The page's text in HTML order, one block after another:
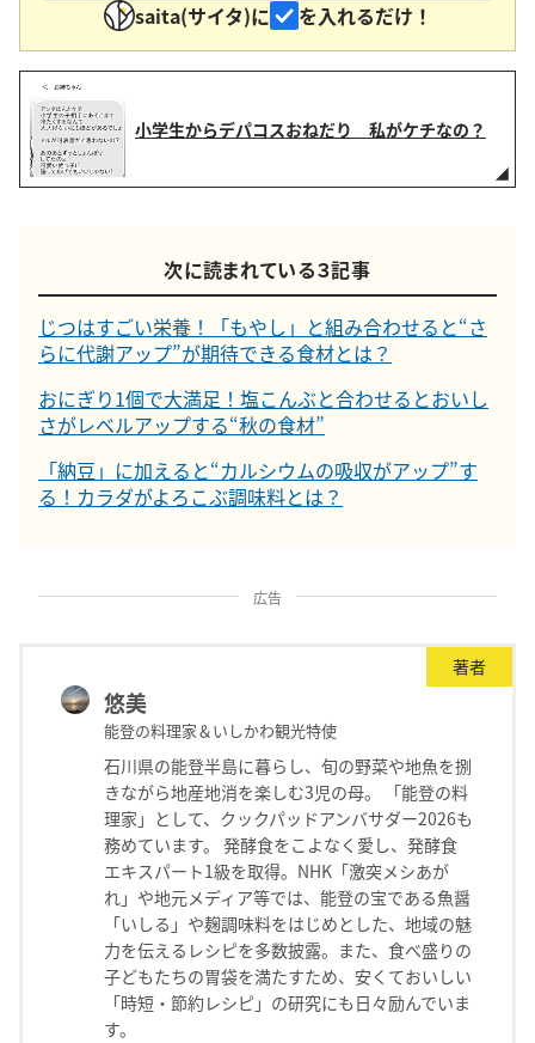
saita(サイタ)に
を入れるだけ！
小学生からデパコスおねだり 私がケチなの？
次に読まれている３記事
じつはすごい栄養！「もやし」と組み合わせると“さ
らに代謝アップ”が期待できる食材とは？
おにぎり1個で大満足！塩こんぶと合わせるとおいし
さがレベルアップする“秋の食材”
「納豆」に加えると“カルシウムの吸収がアップ”す
る！カラダがよろこぶ調味料とは？
広告
著者
悠美
能登の料理家＆いしかわ観光特使
石川県の能登半島に暮らし、旬の野菜や地魚を捌
きながら地産地消を楽しむ3児の母。 「能登の料
理家」として、クックパッドアンバサダー2026も
務めています。 発酵食をこよなく愛し、発酵食
エキスパート1級を取得。NHK「激突メシあが
れ」や地元メディア等では、能登の宝である魚醤
「いしる」や麹調味料をはじめとした、地域の魅
力を伝えるレシピを多数披露。また、食べ盛りの
子どもたちの胃袋を満たすため、安くておいしい
「時短・節約レシピ」の研究にも日々励んでいま
す。